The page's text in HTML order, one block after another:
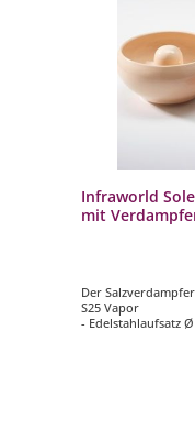
Infraworld
mit
Der
S25 Vapor
- Edelstahlaufsatz